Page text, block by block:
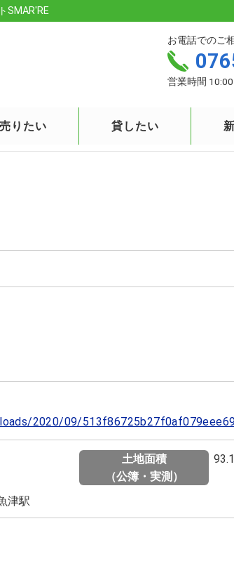
SMAR'RE
お電話でのご
営業時間
売りたい 貸したい
2020/09/
土地面積
（公簿・実測）
津駅